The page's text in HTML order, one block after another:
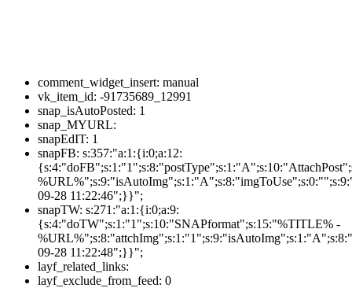
comment_widget_insert: manual
vk_item_id: -91735689_12991
snap_isAutoPosted: 1
snap_MYURL:
snapEdIT: 1
snapFB: s:357:"a:1:{i:0;a:12:
09-28 11:22:46";}}";
snapTW: s:271:"a:1:{i:0;a:9:
{s:4:"doTW";s:1:"1";s:10:"SNAPformat";s:15:"%TITLE% -
09-28 11:22:48";}}";
layf_related_links:
layf_exclude_from_feed: 0